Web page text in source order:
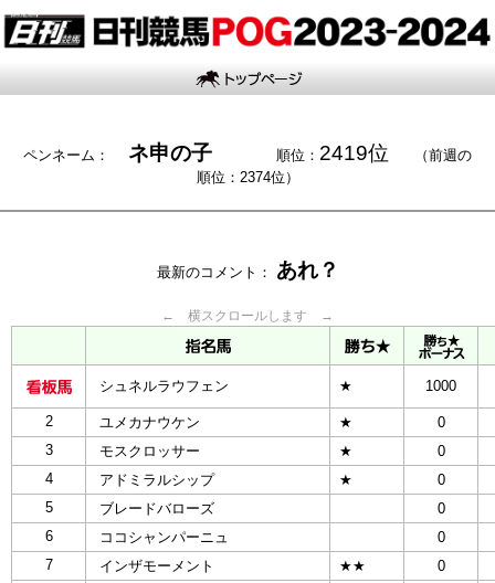
ペンネーム： ネ申の子 順位： 2419位
（前週の
順位：2374位）
最新のコメント： あれ？
← 横スクロールします →
シュネルラウフェン ★ 1000
2 ユメカナウケン ★
0
3
モスクロッサー ★
0
4
アドミラルシップ ★
0
5
ブレードバローズ
0
6
ココシャンパーニュ
0
7
インザモーメント ★★
0